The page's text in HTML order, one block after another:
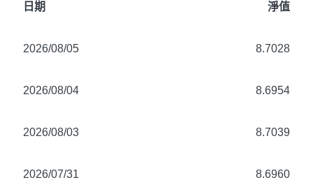
日期 淨值
2026/08/05 8.7028
2026/08/04 8.6954
2026/08/03 8.7039
2026/07/31 8.6960